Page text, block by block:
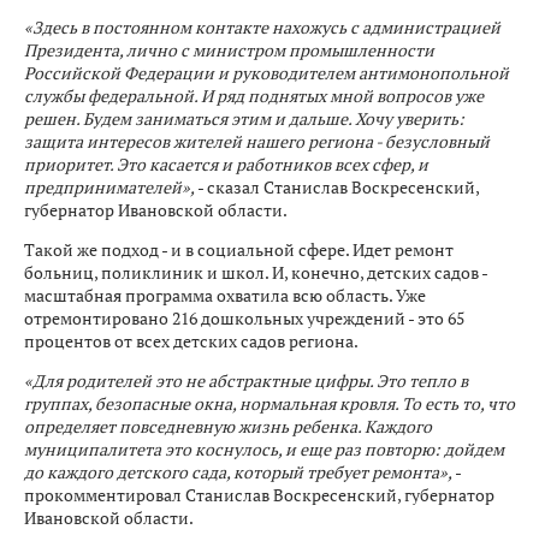
«Здесь в постоянном контакте нахожусь с администрацией
Президента, лично с министром промышленности
Российской Федерации и руководителем антимонопольной
службы федеральной. И ряд поднятых мной вопросов уже
решен. Будем заниматься этим и дальше. Хочу уверить:
защита интересов жителей нашего региона - безусловный
приоритет. Это касается и работников всех сфер, и
предпринимателей», - сказал Станислав Воскресенский,
губернатор Ивановской области.
Такой же подход - и в социальной сфере. Идет ремонт
больниц, поликлиник и школ. И, конечно, детских садов -
масштабная программа охватила всю область. Уже
отремонтировано 216 дошкольных учреждений - это 65
процентов от всех детских садов региона.
«Для родителей это не абстрактные цифры. Это тепло в
группах, безопасные окна, нормальная кровля. То есть то, что
определяет повседневную жизнь ребенка. Каждого
муниципалитета это коснулось, и еще раз повторю: дойдем
до каждого детского сада, который требует ремонта», -
прокомментировал Станислав Воскресенский, губернатор
Ивановской области.